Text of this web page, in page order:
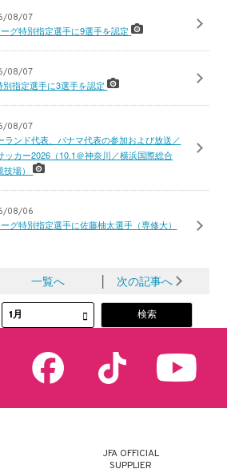
08/07
グ特別指定選手に9選手を認定
08/07
別指定選手に3選手を認定
08/07
ランド代表、パナマ代表の参加および放送／
カー2026（10.1＠神奈川／横浜国際総合
技場）
08/06
グ特別指定選手に佐藤柚太選手（専修大）
一覧へ │ 次の記事へ
JFA OFFICIAL
SUPPLIER